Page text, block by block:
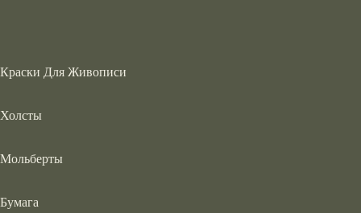
Краски Для Живописи
Холсты
Мольберты
Бумага